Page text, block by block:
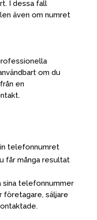
I dessa fall
även om numret
om du
en
telefonnumret
får många resultat
sina telefonnummer
företagare, säljare